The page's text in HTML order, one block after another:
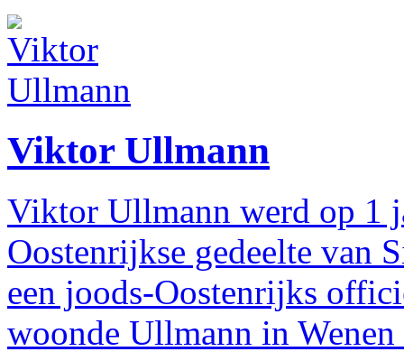
Viktor Ullmann
Viktor Ullmann werd op 1
Oostenrijkse gedeelte van
een joods-Oostenrijks
woonde Ullmann in Wenen